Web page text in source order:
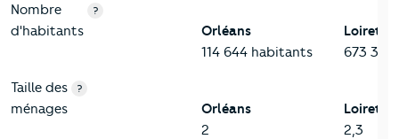
Nombre
d'habitants
?
Orléans
114 644 habitants
Loiret
673
Taille des
ménages
?
Orléans
2
Loiret
2,3